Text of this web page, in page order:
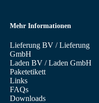
Mehr Informationen
Lieferung BV /Lieferung
GmbH
Laden BV /Laden GmbH
Paketetikett
Links
FAQs
Downloads